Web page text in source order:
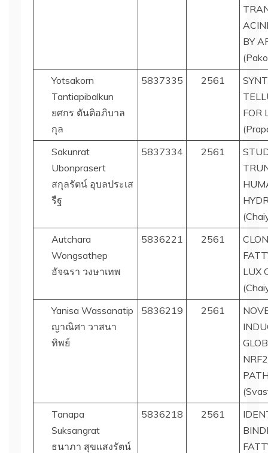
BY
Yotsakorn
Tantiapibalkun
ยศกร ตันติอภิบาล
กุล
5837335 2561
FOR
Sakunrat
Ubonprasert
สกุลรัตน์ อุบลประเส
รืฐ
5837334 2561
Autchara
Wongsathep
อัจฉรา วงษาเทพ
5836221 2561
LUX
Yanisa Wassanatip
ญาณิศา วาสนา
ทิพย์
5836219 2561
Tanapa
Suksangrat
ธนาภา สุขแสงรัตน์
5836218 2561